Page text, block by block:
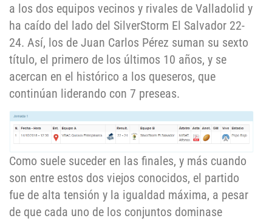
a los dos equipos vecinos y rivales de Valladolid y
ha caído del lado del SilverStorm El Salvador 22-
24. Así, los de Juan Carlos Pérez suman su sexto
título, el primero de los últimos 10 años, y se
acercan en el histórico a los queseros, que
continúan liderando con 7 preseas.
Como suele suceder en las finales, y más cuando
son entre estos dos viejos conocidos, el partido
fue de alta tensión y la igualdad máxima, a pesar
de que cada uno de los conjuntos dominase